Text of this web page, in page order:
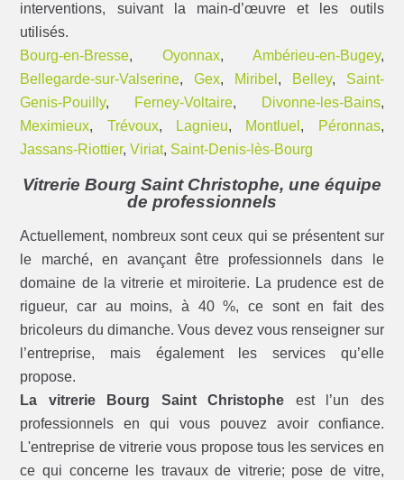
interventions, suivant la main-d’œuvre et les outils
utilisés.
Bourg-en-Bresse, Oyonnax, Ambérieu-en-Bugey,
Bellegarde-sur-Valserine,Gex, Miribel , Belley, Saint-
Genis-Pouilly, Ferney-Voltaire, Divonne-les-Bains,
Meximieux, Trévoux, Lagnieu, Montluel , Péronnas,
Jassans-Riottier,Viriat, Saint-Denis-lès-Bourg
Vitrerie Bourg Saint Christophe, une équipe
de professionnels
Actuellement, nombreux sont ceux qui se présentent sur
le marché, en avançant être professionnels dans le
domaine de la vitrerie et miroiterie. La prudence est de
rigueur, car au moins, à 40 %, ce sont en fait des
bricoleurs du dimanche. Vous devez vous renseigner sur
l’entreprise, mais également les services qu’elle
propose.
La vitrerie Bourg Saint Christophe est l’un des
professionnels en qui vous pouvez avoir confiance.
L'entreprise de vitrerie vous propose tous les services en
ce qui concerne les travaux de vitrerie; pose de vitre,